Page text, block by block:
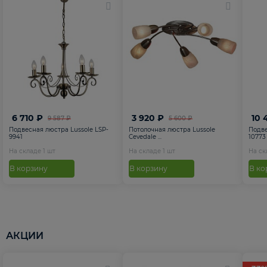
9 587 ₽
6 710 ₽
Подвесная люстра Lussole LSP-
9941
На складе 1 шт
В корзину
5 600 ₽
3 920 ₽
Потолочная люстра Lussole
Cevedale ...
На складе 1 шт
В корзину
10
10773
На
В
АКЦИИ